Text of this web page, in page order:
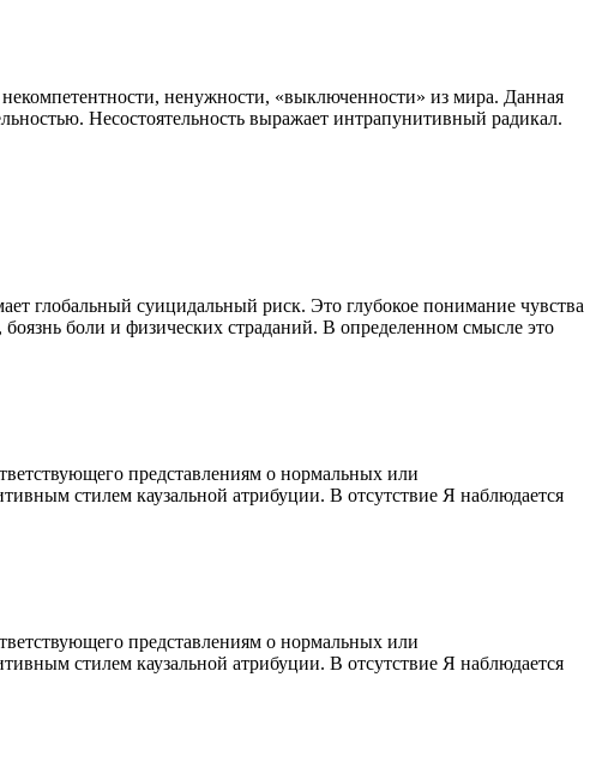
некомпетентности, ненужности, «выключенности» из мира. Данная
Несостоятельность выражает интрапунитивный радикал.
глобальный суицидальный риск. Это глубокое понимание чувства
боязнь боли и физических страданий. В определенном смысле это
представлениям о нормальных или
стилем каузальной атрибуции. В отсутствие Я наблюдается
представлениям о нормальных или
стилем каузальной атрибуции. В отсутствие Я наблюдается